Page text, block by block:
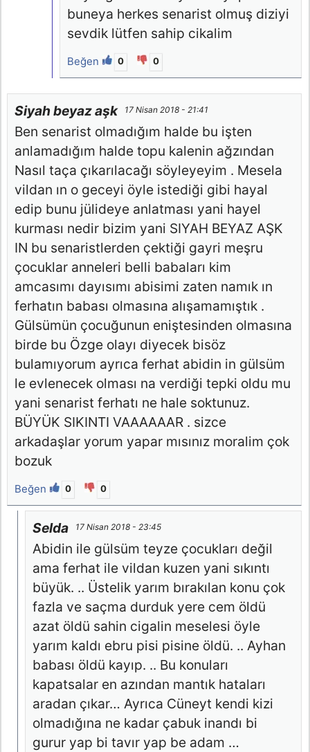
buneya herkes senarist olmuş diziyi
sevdik lütfen sahip cikalim
Beğen 0 0
Siyah beyaz aşk 17 Nisan 2018 - 21:41
Ben senarist olmadığım halde bu işten
anlamadığım halde topu kalenin ağzından
Nasıl taça çıkarılacağı söyleyeyim . Mesela
vildan ın o geceyi öyle istediği gibi hayal
edip bunu jülideye anlatması yani hayel
kurması nedir bizim yani SIYAH BEYAZ AŞK
IN bu senaristlerden çektiği gayri meşru
çocuklar anneleri belli babaları kim
amcasımı dayısımı abisimi zaten namık ın
ferhatın babası olmasına alışamamıştık .
Gülsümün çocuğunun eniştesinden olmasına
birde bu Özge olayı diyecek bisöz
bulamıyorum ayrıca ferhat abidin in gülsüm
le evlenecek olması na verdiği tepki oldu mu
yani senarist ferhatı ne hale soktunuz.
BÜYÜK SIKINTI VAAAAAAR . sizce
arkadaşlar yorum yapar mısınız moralim çok
bozuk
Beğen 0 0
Selda 17 Nisan 2018 - 23:45
Abidin ile gülsüm teyze çocukları değil
ama ferhat ile vildan kuzen yani sıkıntı
büyük. .. Üstelik yarım bırakılan konu çok
fazla ve saçma durduk yere cem öldü
azat öldü sahin cigalin meselesi öyle
yarım kaldı ebru pisi pisine öldü. .. Ayhan
babası öldü kayıp. .. Bu konuları
kapatsalar en azından mantık hataları
aradan çıkar… Ayrıca Cüneyt kendi kizi
olmadığına ne kadar çabuk inandı bi
gurur yap bi tavır yap be adam …